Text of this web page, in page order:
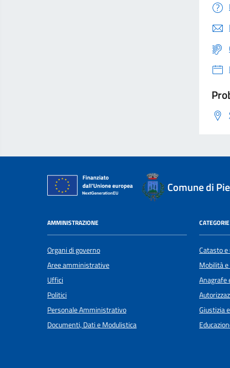
Comune di
AMMINISTRAZIONE
Organi di governo
Aree amministrative
Uffici
Politici
Personale Amministrativo
Documenti, Dati e Modulistica
Catasto
Mobilità
Anagrafe
Giustizia